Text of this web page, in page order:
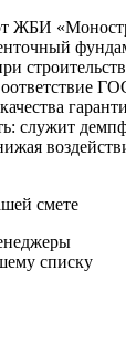
ЖБИ
служит
смете
списку